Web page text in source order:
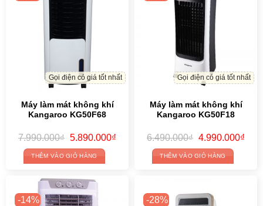
Gọi điện có giá tốt nhất
Máy làm mát không khí
Kangaroo KG50F68
7.990.000₫ Original
price
was:
7.990.000₫.
5.890.000₫Current
5.890.000₫.
THÊM VÀO GIỎ HÀNG
Gọi điện có giá tốt nhất
Máy làm mát không khí
Kangaroo KG50F18
6.490.000₫ Original
price
was:
6.490.000₫.
4.990.000₫
THÊM VÀO GIỎ HÀNG
-14% -28%